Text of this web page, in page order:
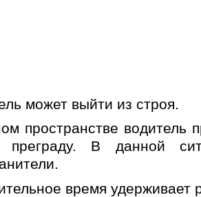
может выйти из строя.
пространстве водитель
преграду. В данной
время